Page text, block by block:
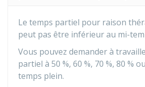
Le temps partiel pour raison
peut pas être inférieur au mi-
Vous pouvez demander à
partiel à 50 %, 60 %, 70 %, 80 % ou
temps plein.